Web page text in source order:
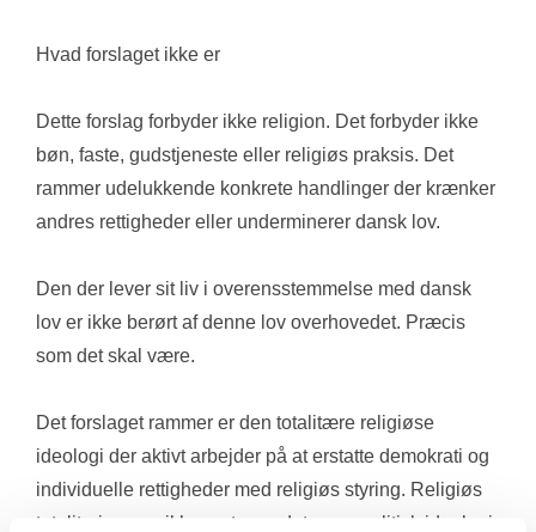
Hvad forslaget ikke er
Dette forslag forbyder ikke religion. Det forbyder ikke
bøn, faste, gudstjeneste eller religiøs praksis. Det
rammer udelukkende konkrete handlinger der krænker
andres rettigheder eller underminerer dansk lov.
Den der lever sit liv i overensstemmelse med dansk
lov er ikke berørt af denne lov overhovedet. Præcis
som det skal være.
Det forslaget rammer er den totalitære religiøse
ideologi der aktivt arbejder på at erstatte demokrati og
individuelle rettigheder med religiøs styring. Religiøs
totalitarisme er ikke en tro — det er en politisk ideologi